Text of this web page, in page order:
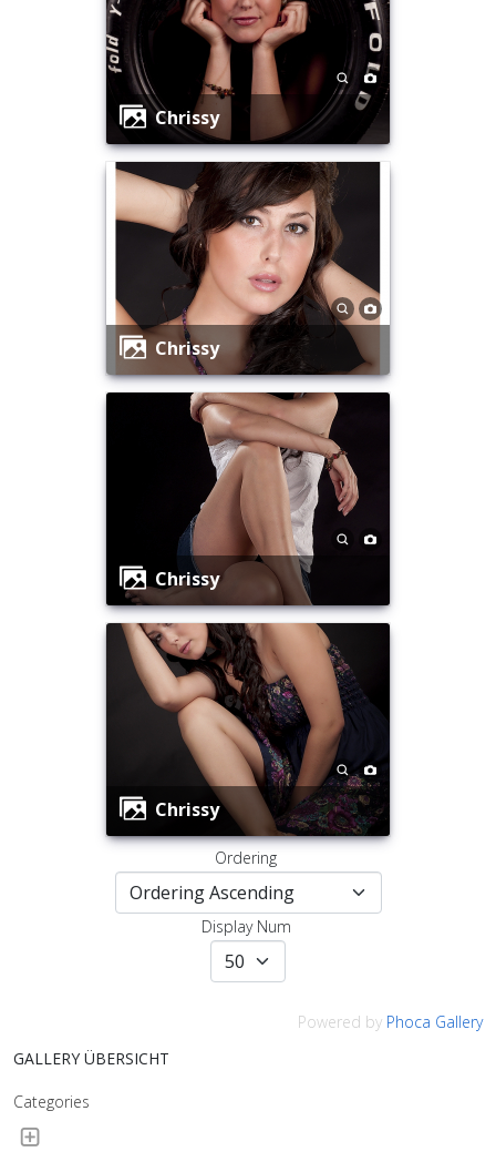
Chrissy
Chrissy
Chrissy
Chrissy
Ordering
Display Num
Powered by Phoca Gallery
GALLERY ÜBERSICHT
Categories